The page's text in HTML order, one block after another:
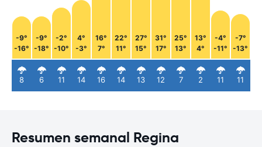
-9°
-16°
8
-9°
-18°
6
-2°
-10°
11
4°
-3°
14
16°
7°
16
22°
11°
14
27°
15°
13
31°
17°
12
25°
13°
7
13°
4°
2
-4°
-11°
11
-7°
-13°
11
Resumen semanal Regina